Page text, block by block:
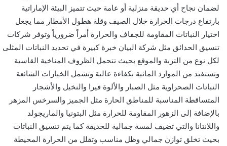
لضمان نجاح أي حديقة منزلية أو عامة حيث تتميز البيئة الإماراتية
بارتفاع درجات الحرارة خلال الصيف وقلة هطول الأمطار مما يجعل
اختيار النباتات المقاومة للجفاف والحرارة أمراً ضرورياً وتوفر شركات
تنسيق الحدائق مثل شركة البيان خبرة كبيرة في تحديد النباتات المثلى
لكل نوع من التربة والموقع بحيث تتحمل الظروف المناخية القاسية
وتستفيد من الموارد المائية بكفاءة عالية وتشمل الخيارات الشائعة
النباتات الصحراوية مثل الصبار والألوة فيرا والنخيل والأشجار
المتساقطة المناسبة للمناطق الحارة مثل الجميز والسرخس المزهر
بالإضافة إلى الزهور المقاومة للحرارة مثل البتونيا والماريجولد
واللانتانا والتي تضيف لمسة جمالية للحديقة كما يتم تنسيق النباتات
بحيث تخلق توازن جمالي وظل مناسب وتقلل من الحرارة المحيطة